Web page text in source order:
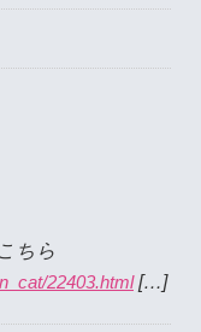
ちら
22403.html[…]